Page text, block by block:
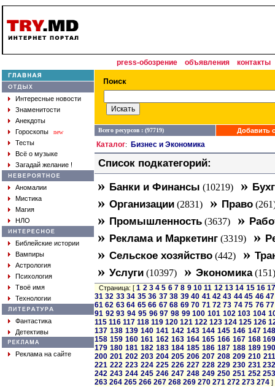
press-обозрение объявления контакты
Интересные новости
Знаменитости
Анекдоты
Гороскопы
new
Тесты
Всё о музыке
Загадай желание !
Аномалии
Мистика
Магия
НЛО
Библейские истории
Вампиры
Астрология
Психология
Твоё имя
Технологии
Фантастика
Детективы
Реклама на сайте
Всего ресурсов : (97719) Добавить
Каталог: Бизнес и Экономика
Список подкатегорий:
» Банки и Финансы (10219) »
» Организации (2831) » Право
» Промышленность (3637) »
» Реклама и Маркетинг (3319) »
» Сельское хозяйство (442) »
» Услуги (10397) » Экономика(151)
Страница: [1 2 3 4 5 6 7 8 9 10 11 12 13 14 15 16
31 32 33 34 35 36 37 38 39 40 41 42 43 44 45 46 47
61 62 63 64 65 66 67 68 69 70 71 72 73 74 75 76 77
91 92 93 94 95 96 97 98 99 100 101 102 103 104
115 116 117 118 119 120 121 122 123 124 125 126
137 138 139 140 141 142 143 144 145 146 147
158 159 160 161 162 163 164 165 166 167 168
179 180 181 182 183 184 185 186 187 188 189
200 201 202 203 204 205 206 207 208 209 210 211
221 222 223 224 225 226 227 228 229 230 231
242 243 244 245 246 247 248 249 250 251 252
263 264 265 266 267 268 269 270 271 272 273 274 ]